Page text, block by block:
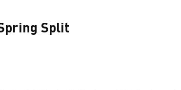
Split